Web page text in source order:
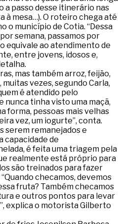
a passo desse itinerário nas
à mesa…). O roteiro chega até
o município de Cotia. “Dessa
semana, passamos por
equivale ao atendimento de
entre jovens, idosos e,
mas também arroz, feijão,
vezes, segundo Carla,
é atendido pelo
nunca tinha visto uma maçã,
forma, pessoas mais velhas
vez, um iogurte”, conta.
serem remanejados e
capacidade de
é feita uma triagem pela
realmente está próprio para
são treinados para fazer
checamos, devemos
fruta? Também checamos
e outros pontos para levar
explica o motorista Gilberto